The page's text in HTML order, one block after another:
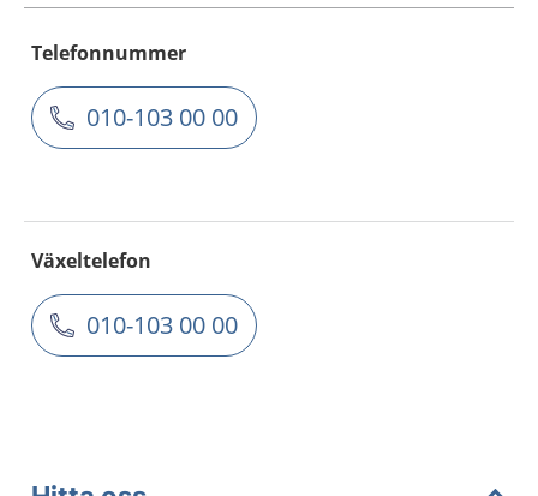
Telefonnummer
010-103 00 00
Växeltelefon
010-103 00 00